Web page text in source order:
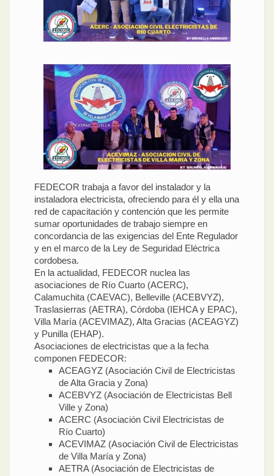
FEDECOR trabaja a favor del instalador y la
instaladora electricista, ofreciendo para él y ella una
red de capacitación y contención que les permite
sumar oportunidades de trabajo siempre en
concordancia de las exigencias del Ente Regulador
y en el marco de la Ley de Seguridad Eléctrica
cordobesa.
En la actualidad, FEDECOR nuclea las
asociaciones de Río Cuarto (ACERC),
Calamuchita (CAEVAC), Belleville (ACEBVYZ),
Traslasierras (AETRA), Córdoba (IEHCA y EPAC),
Villa María (ACEVIMAZ), Alta Gracias (ACEAGYZ)
y Punilla (EHAP).
Asociaciones de electricistas que a la fecha
componen FEDECOR:
ACEAGYZ (Asociación Civil de Electricistas
de Alta Gracia y Zona)
ACEBVYZ (Asociación de Electricistas Bell
Ville y Zona)
ACERC (Asociación Civil Electricistas de
Río Cuarto)
ACEVIMAZ (Asociación Civil de Electricistas
de Villa María y Zona)
AETRA (Asociación de Electricistas de